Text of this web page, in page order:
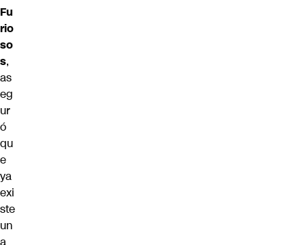
Fu
rio
so
s,
as
eg
ur
ó
qu
e
ya
exi
ste
un
a